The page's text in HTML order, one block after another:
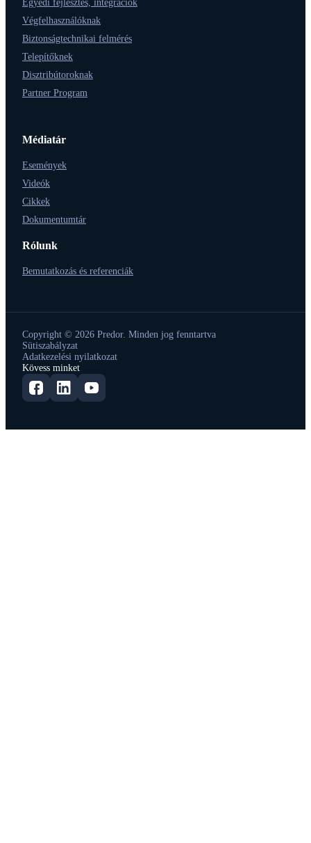
Egyedi fejlesztés, integrációk
Végfelhasználóknak
Biztonságtechnikai felmérés
Telepítőknek
Disztribútoroknak
Partner Program
Médiatár
Események
Videók
Cikkek
Dokumentumtár
Rólunk
Bemutatkozás és referenciák
Copyright © 2026 Predor. Minden jog fenntartva
Sütiszabályzat
Adatkezelési nyilatkozat
Kövess minket